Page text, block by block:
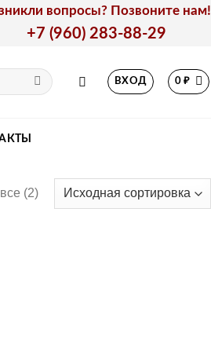
вопросы? Позвоните нам!
+7 (960) 283-88-29
ВХОД 0₽
(2)